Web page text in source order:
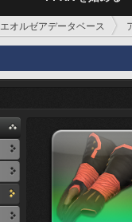
エオルゼアデータベース